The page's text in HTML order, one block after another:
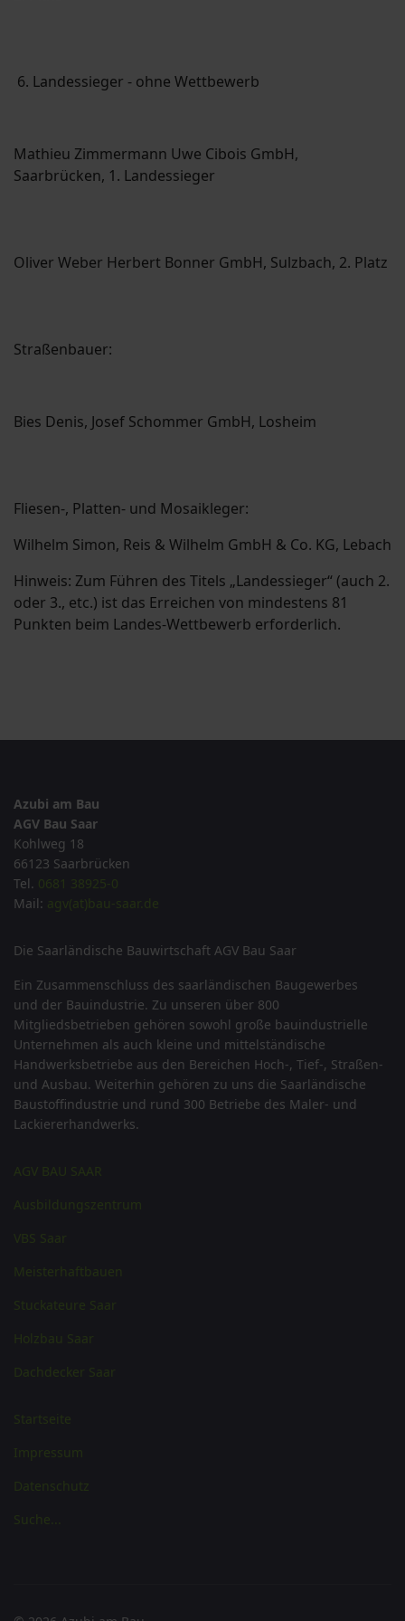
6. Landessieger - ohne Wettbewerb
Mathieu Zimmermann Uwe Cibois GmbH,
Saarbrücken, 1. Landessieger
Oliver Weber Herbert Bonner GmbH, Sulzbach, 2. Platz
Straßenbauer:
Bies Denis, Josef Schommer GmbH, Losheim
Fliesen-, Platten- und Mosaikleger:
Wilhelm Simon, Reis & Wilhelm GmbH & Co. KG, Lebach
Hinweis: Zum Führen des Titels „Landessieger“ (auch 2.
oder 3., etc.) ist das Erreichen von mindestens 81
Punkten beim Landes-Wettbewerb erforderlich.
Azubi am Bau
AGV Bau Saar
Kohlweg 18
66123 Saarbrücken
Tel. 0681 38925-0
Mail: agv(at)bau-saar.de
Die Saarländische Bauwirtschaft AGV Bau Saar
Ein Zusammenschluss des saarländischen Baugewerbes
und der Bauindustrie. Zu unseren über 800
Mitgliedsbetrieben gehören sowohl große bauindustrielle
Unternehmen als auch kleine und mittelständische
Handwerksbetriebe aus den Bereichen Hoch-, Tief-, Straßen-
und Ausbau. Weiterhin gehören zu uns die Saarländische
Baustoffindustrie und rund 300 Betriebe des Maler- und
Lackiererhandwerks.
AGV BAU SAAR
Ausbildungszentrum
VBS Saar
Meisterhaftbauen
Stuckateure Saar
Holzbau Saar
Dachdecker Saar
Startseite
Impressum
Datenschutz
Suche...